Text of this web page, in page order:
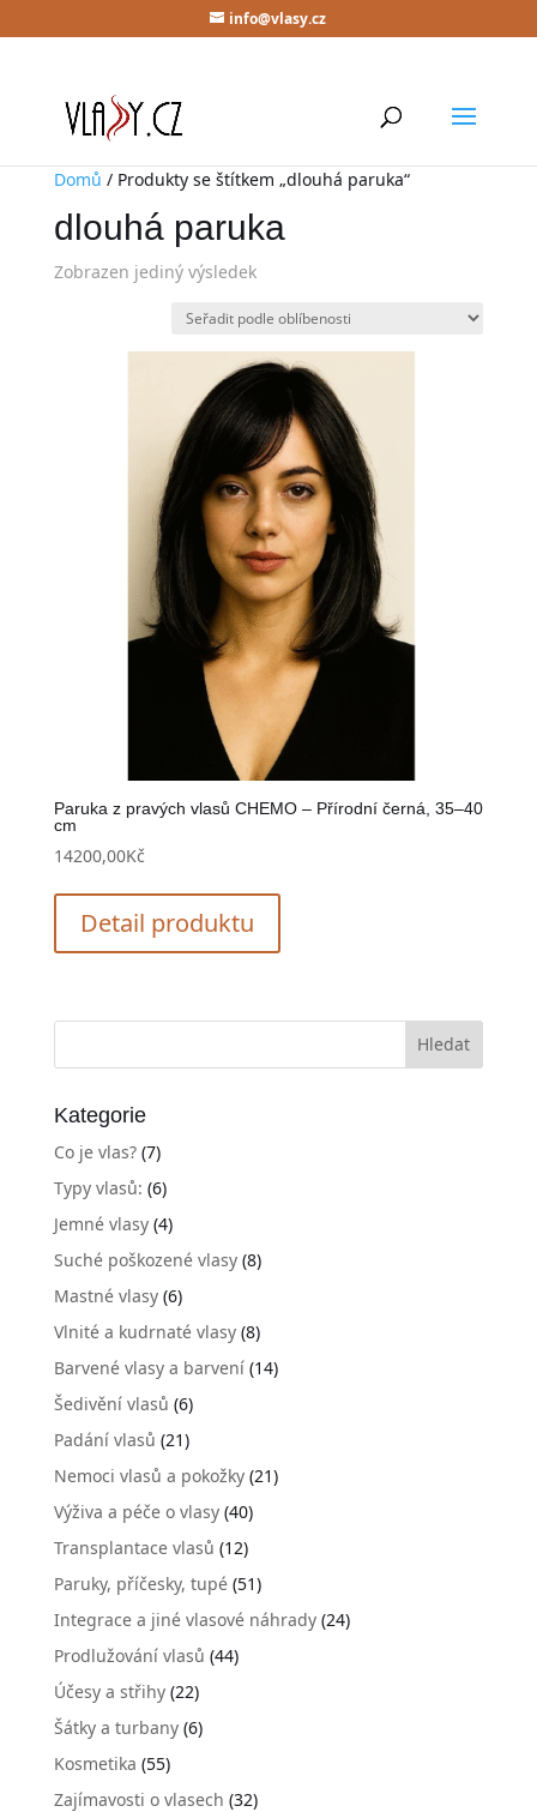
info@vlasy.cz
Domů / Produkty se štítkem „dlouhá paruka“
dlouhá paruka
Zobrazen jediný výsledek
Paruka z pravých vlasů CHEMO – Přírodní černá, 35–40
cm
14200,00Kč
Detail produktu
Kategorie
Co je vlas?(7)
Typy vlasů: (6)
Jemné vlasy(4)
Suché poškozené vlasy(8)
Mastné vlasy(6)
Vlnité a kudrnaté vlasy(8)
Barvené vlasy a barvení(14)
Šedivění vlasů (6)
Padání vlasů (21)
Nemoci vlasů a pokožky(21)
Výživa a péče o vlasy(40)
Transplantace vlasů (12)
Paruky, příčesky, tupé(51)
Integrace a jiné vlasové náhrady(24)
Prodlužování vlasů (44)
Účesy a střihy(22)
Šátky a turbany(6)
Kosmetika (55)
Zajímavosti o vlasech (32)